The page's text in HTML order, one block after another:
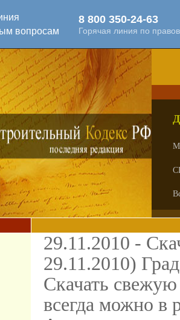
29.11.2010 -
29.11.2010)
Скачать свежую
всегда можно в